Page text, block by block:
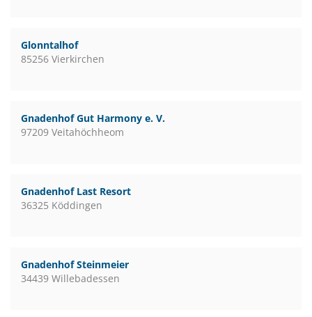
Glonntalhof
85256 Vierkirchen
Gnadenhof Gut Harmony e. V.
97209 Veitahöchheom
Gnadenhof Last Resort
36325 Köddingen
Gnadenhof Steinmeier
34439 Willebadessen